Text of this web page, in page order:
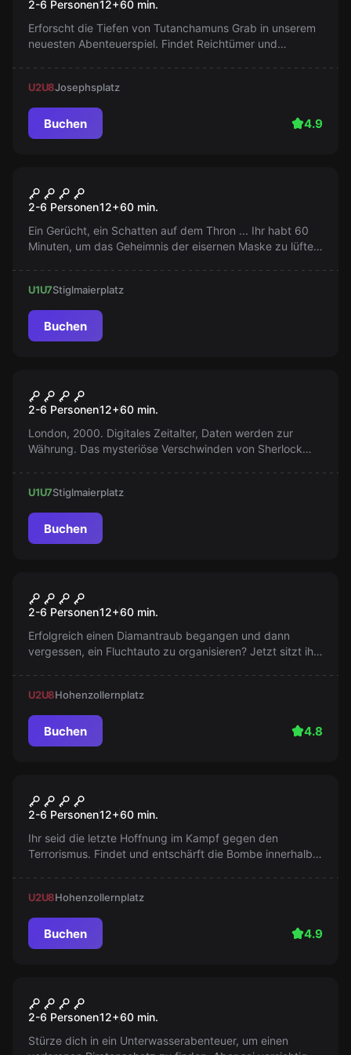
2-6 Personen12+60 min.
Erforscht die Tiefen von Tutanchamuns Grab in unserem
neuesten Abenteuerspiel. Findet Reichtümer und
U2U8Josephsplatz
Buchen 4.9
Populär
Das Geheimnis der eisernen
Maske
2-6 Personen12+60 min.
Ein Gerücht, ein Schatten auf dem Thron ... Ihr habt 60
Minuten, um das Geheimnis der eisernen Maske zu lüften.
U1U7Stiglmaierplatz
Buchen
Populär
Baker Street: Moriarty’s Game
2-6 Personen12+60 min.
London, 2000. Digitales Zeitalter, Daten werden zur
Währung. Das mysteriöse Verschwinden von Sherlock
U1U7Stiglmaierplatz
Buchen
Populär
Das Knast Komplott
2-6 Personen12+60 min.
Erfolgreich einen Diamantraub begangen und dann
vergessen, ein Fluchtauto zu organisieren? Jetzt sitzt ihr
U2U8Hohenzollernplatz
Buchen 4.8
Populär
Beim Secret Service
2-6 Personen12+60 min.
Ihr seid die letzte Hoffnung im Kampf gegen den
Terrorismus. Findet und entschärft die Bombe innerhalb
U2U8Hohenzollernplatz
Buchen 4.9
Populär
Der versunkene Piratenschatz
2-6 Personen12+60 min.
Stürze dich in ein Unterwasserabenteuer, um einen